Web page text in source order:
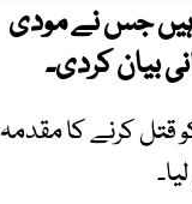
جس نے مودی
بیان کردی۔
خاتون پر اپنے سسر کو قتل کرنے کا مقدمہ